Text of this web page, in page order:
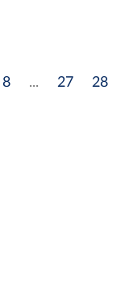
8 ... 27 28